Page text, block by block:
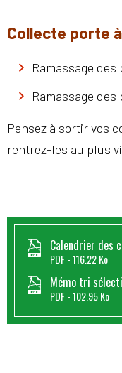
Collecte porte
Ramassage
Ramassage
Pensez à sortir vos
rentrez-les au plus
Calendrier des
PDF 116.22 Ko
Mémo tri
PDF 102.95 Ko